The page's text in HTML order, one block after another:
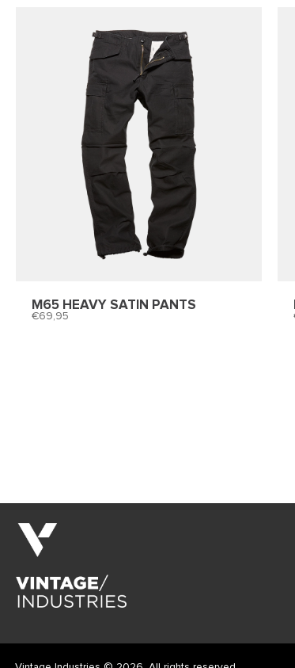
M65 HEAVY SATIN PANTS
69,95